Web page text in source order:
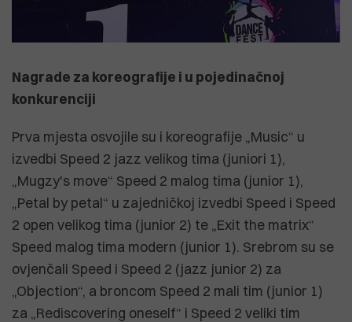
Nagrade za koreografije i u pojedinačnoj
konkurenciji
Prva mjesta osvojile su i koreografije „Music“ u
izvedbi Speed 2 jazz velikog tima (juniori 1),
„Mugzy's move“ Speed 2 malog tima (junior 1),
„Petal by petal“ u zajedničkoj izvedbi Speed i Speed
2 open velikog tima (junior 2) te „Exit the matrix“
Speed malog tima modern (junior 1). Srebrom su se
ovjenčali Speed i Speed 2 (jazz junior 2) za
„Objection“, a broncom Speed 2 mali tim (junior 1)
za „Rediscovering oneself“ i Speed 2 veliki tim